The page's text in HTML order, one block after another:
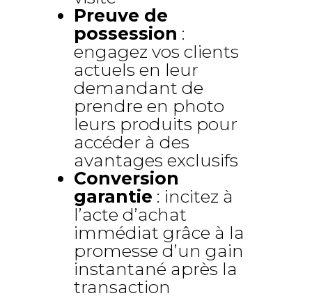
Preuve de
possession :
engagez vos clients
actuels en leur
demandant de
prendre en photo
leurs produits pour
accéder à des
avantages exclusifs
Conversion
garantie : incitez à
l’acte d’achat
immédiat grâce à la
promesse d’un gain
instantané après la
transaction